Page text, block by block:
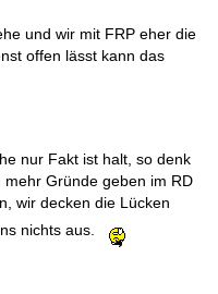
und wir mit FRP eher die
offen lässt kann das
nur Fakt ist halt, so denk
Gründe geben im RD
wir decken die Lücken
nichts aus.